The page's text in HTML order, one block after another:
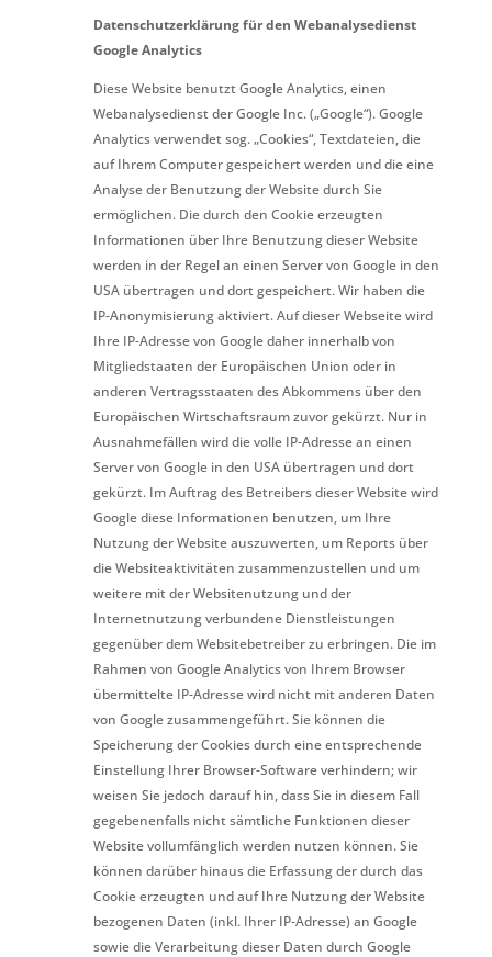
Datenschutzerklärung für den Webanalysedienst
Google Analytics
Diese Website benutzt Google Analytics, einen
Webanalysedienst der Google Inc. („Google“). Google
Analytics verwendet sog. „Cookies“, Textdateien, die
auf Ihrem Computer gespeichert werden und die eine
Analyse der Benutzung der Website durch Sie
ermöglichen. Die durch den Cookie erzeugten
Informationen über Ihre Benutzung dieser Website
werden in der Regel an einen Server von Google in den
USA übertragen und dort gespeichert. Wir haben die
IP-Anonymisierung aktiviert. Auf dieser Webseite wird
Ihre IP-Adresse von Google daher innerhalb von
Mitgliedstaaten der Europäischen Union oder in
anderen Vertragsstaaten des Abkommens über den
Europäischen Wirtschaftsraum zuvor gekürzt. Nur in
Ausnahmefällen wird die volle IP-Adresse an einen
Server von Google in den USA übertragen und dort
gekürzt. Im Auftrag des Betreibers dieser Website wird
Google diese Informationen benutzen, um Ihre
Nutzung der Website auszuwerten, um Reports über
die Websiteaktivitäten zusammenzustellen und um
weitere mit der Websitenutzung und der
Internetnutzung verbundene Dienstleistungen
gegenüber dem Websitebetreiber zu erbringen. Die im
Rahmen von Google Analytics von Ihrem Browser
übermittelte IP-Adresse wird nicht mit anderen Daten
von Google zusammengeführt. Sie können die
Speicherung der Cookies durch eine entsprechende
Einstellung Ihrer Browser-Software verhindern; wir
weisen Sie jedoch darauf hin, dass Sie in diesem Fall
gegebenenfalls nicht sämtliche Funktionen dieser
Website vollumfänglich werden nutzen können. Sie
können darüber hinaus die Erfassung der durch das
Cookie erzeugten und auf Ihre Nutzung der Website
bezogenen Daten (inkl. Ihrer IP-Adresse) an Google
sowie die Verarbeitung dieser Daten durch Google